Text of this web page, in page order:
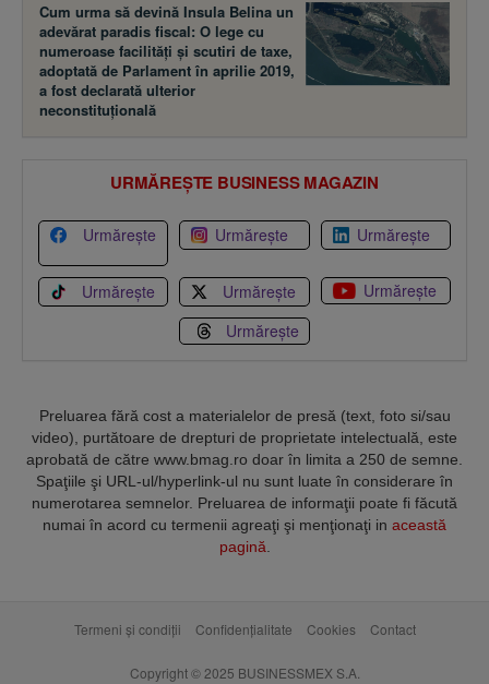
Cum urma să devină Insula Belina un
adevărat paradis fiscal: O lege cu
numeroase facilităţi şi scutiri de taxe,
adoptată de Parlament în aprilie 2019,
a fost declarată ulterior
neconstituţională
URMĂREȘTE BUSINESS MAGAZIN
Urmărește Urmărește Urmărește
Urmărește Urmărește
Urmărește
Urmărește
Preluarea fără cost a materialelor de presă (text, foto si/sau
video), purtătoare de drepturi de proprietate intelectuală, este
aprobată de către www.bmag.ro doar în limita a 250 de semne.
Spaţiile şi URL-ul/hyperlink-ul nu sunt luate în considerare în
numerotarea semnelor. Preluarea de informaţii poate fi făcută
numai în acord cu termenii agreaţi şi menţionaţi in această
pagină.
Termeni și condiții Confidențialitate Cookies Contact
Copyright © 2025 BUSINESSMEX S.A.